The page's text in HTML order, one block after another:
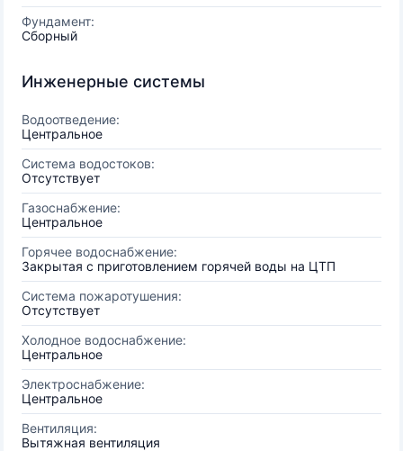
Фундамент:
Сборный
Инженерные системы
Водоотведение:
Центральное
Система водостоков:
Отсутствует
Газоснабжение:
Центральное
Горячее водоснабжение:
Закрытая с приготовлением горячей воды на ЦТП
Система пожаротушения:
Отсутствует
Холодное водоснабжение:
Центральное
Электроснабжение:
Центральное
Вентиляция:
Вытяжная вентиляция